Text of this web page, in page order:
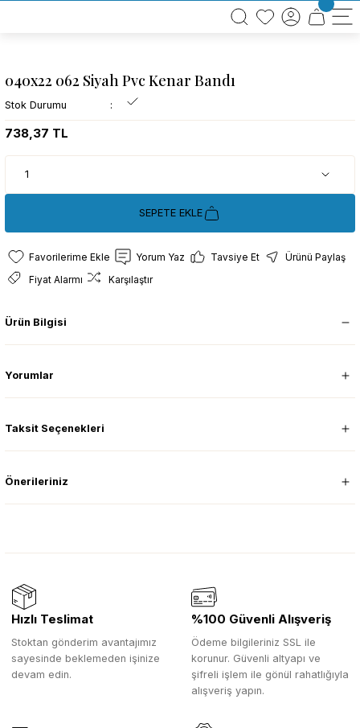
BÜTÜN ALIŞVERİŞLERİNİZDE KARGO BEDAVA!
TÜRKİYE GENELİNDE 10.000 MÜŞTERİ REFERANSI
040x22 062 Siyah Pvc Kenar Bandı
Stok Durumu
738,37 TL
SEPETE EKLE
Yorum Yaz Tavsiye Et
Ürünü Paylaş
Fiyat Alarmı
Karşılaştır
Ürün Bilgisi
Yorumlar
Taksit Seçenekleri
Önerileriniz
Hızlı Teslimat
Stoktan gönderim avantajımız
sayesinde beklemeden işinize
devam edin.
%100 Güvenli Alışveriş
Ödeme bilgileriniz SSL ile
korunur. Güvenli altyapı ve
şifreli işlem ile gönül rahatlığıyla
alışveriş yapın.